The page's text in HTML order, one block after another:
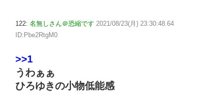
122: 名無しさん＠恐縮です 2021/08/23(月) 23:30:48.64
ID:Pbe2RtgM0
>>1
うわぁぁ
ひろゆきの小物低能感